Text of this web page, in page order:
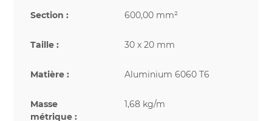
Section : 600,00 mm²
Taille : 30 x 20 mm
Matière : Aluminium 6060 T6
Masse
métrique :
1,68 kg/m